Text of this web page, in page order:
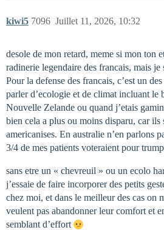
kiwi5 Juillet 11, 2026, 10:32
7096
desole de mon retard, meme si mon ton
radinerie legendaire des francais, mais je
Pour la defense des francais, c’est un
parler d’ecologie et de climat incluant le
Nouvelle Zelande ou quand j’etais
bien cela a plus ou moins disparu, car ils
americanises. En australie n’en parlons
3/4 de mes patients voteraient pour
sans etre un « chevreuil » ou un ecolo
j’essaie de faire incorporer des petits
chez moi, et dans le meilleur des cas on
veulent pas abandonner leur comfort et
semblant d’effort